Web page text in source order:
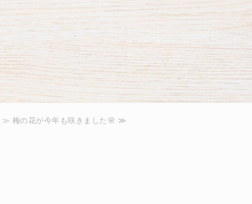
≫ 梅の花が今年も咲きました🌸 ≫